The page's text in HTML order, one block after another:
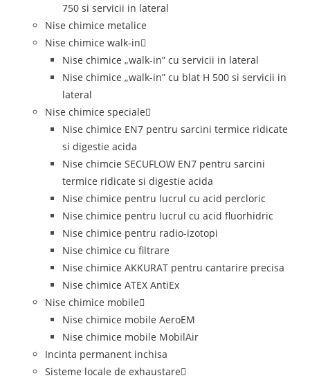
750 si servicii in lateral
Nise chimice metalice
Nise chimice walk-in
Nise chimice „walk-in” cu servicii in lateral
Nise chimice „walk-in” cu blat H 500 si servicii in
lateral
Nise chimice speciale
Nise chimice EN7 pentru sarcini termice ridicate
si digestie acida
Nise chimcie SECUFLOW EN7 pentru sarcini
termice ridicate si digestie acida
Nise chimice pentru lucrul cu acid percloric
Nise chimice pentru lucrul cu acid fluorhidric
Nise chimice pentru radio-izotopi
Nise chimice cu filtrare
Nise chimice AKKURAT pentru cantarire precisa
Nise chimice ATEX AntiEx
Nise chimice mobile
Nise chimice mobile AeroEM
Nise chimice mobile MobilAir
Incinta permanent inchisa
Sisteme locale de exhaustare